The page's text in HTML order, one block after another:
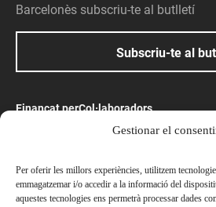
Gestionar el
Per oferir les millors experiències, utilitzem
emmagatzemar i/o accedir a la informació del
aquestes tecnologies ens permetrà processar dades
Barcelonès subscriu-te al butlletí
Subscriu-te al
Finançat perCol·laboradors